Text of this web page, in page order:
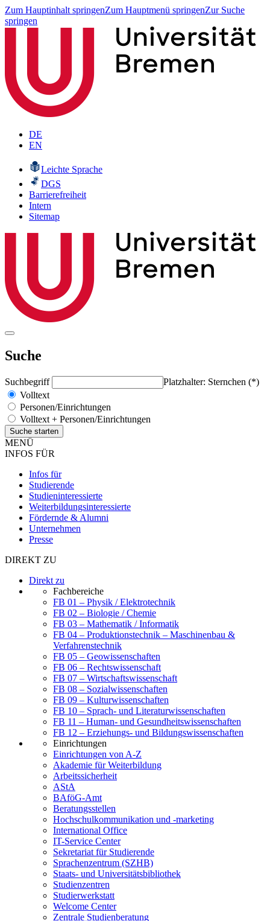
Zum Hauptinhalt springenZum Hauptmenü springenZur Suche
springen
DE
EN
Leichte Sprache
DGS
Barrierefreiheit
Intern
Sitemap
Suche
Suchbegriff
Platzhalter: Sternchen (*)
Volltext
Personen/Einrichtungen
Volltext + Personen/Einrichtungen
MENÜ
INFOS FÜR
Infos für
Studierende
Studieninteressierte
Weiterbildungsinteressierte
Fördernde & Alumni
Unternehmen
Presse
DIREKT ZU
Direkt zu
Fachbereiche
FB 01 – Physik / Elektrotechnik
FB 02 – Biologie / Chemie
FB 03 – Mathematik / Informatik
FB 04 – Produktionstechnik – Maschinenbau &
Verfahrenstechnik
FB 05 – Geowissenschaften
FB 06 – Rechtswissenschaft
FB 07 – Wirtschaftswissenschaft
FB 08 – Sozialwissenschaften
FB 09 – Kulturwissenschaften
FB 10 – Sprach- und Literaturwissenschaften
FB 11 – Human- und Gesundheitswissenschaften
FB 12 – Erziehungs- und Bildungswissenschaften
Einrichtungen
Einrichtungen von A-Z
Akademie für Weiterbildung
Arbeitssicherheit
AStA
BAföG-Amt
Beratungsstellen
Hochschulkommunikation und -marketing
International Office
IT-Service Center
Sekretariat für Studierende
Sprachenzentrum (SZHB)
Staats- und Universitätsbibliothek
Studienzentren
Studierwerkstatt
Welcome Center
Zentrale Studienberatung